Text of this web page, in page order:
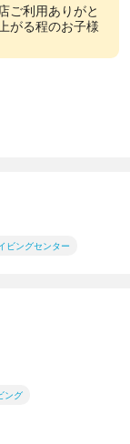
ご利用ありがと
がる程のお子様
ビングセンター
ング